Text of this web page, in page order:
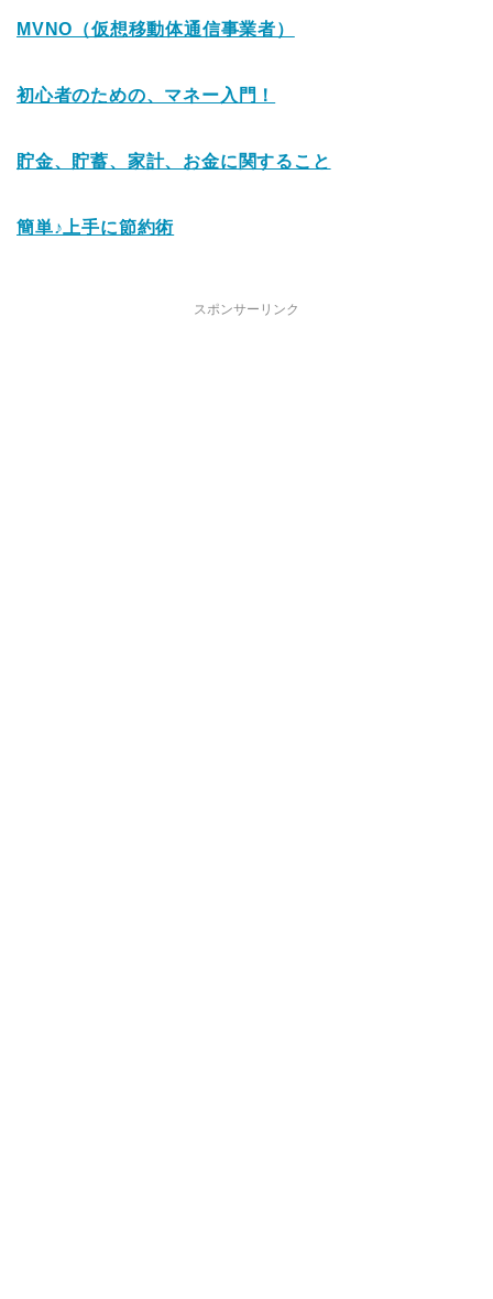
MVNO（仮想移動体通信事業者）
初心者のための、マネー入門！
貯金、貯蓄、家計、お金に関すること
簡単♪上手に節約術
スポンサーリンク